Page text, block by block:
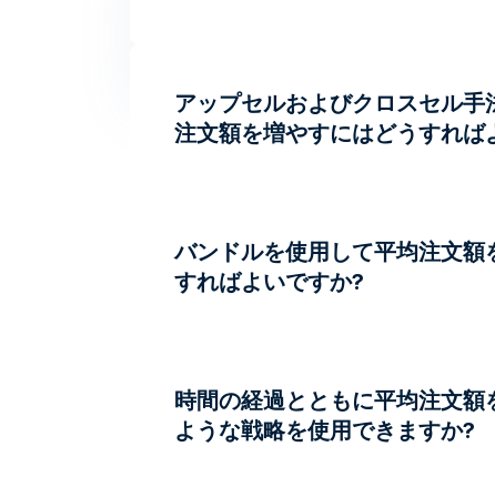
アップセルおよびクロスセル手
注文額を増やすにはどうすれば
バンドルを使用して平均注文額
すればよいですか?
時間の経過とともに平均注文額
ような戦略を使用できますか?